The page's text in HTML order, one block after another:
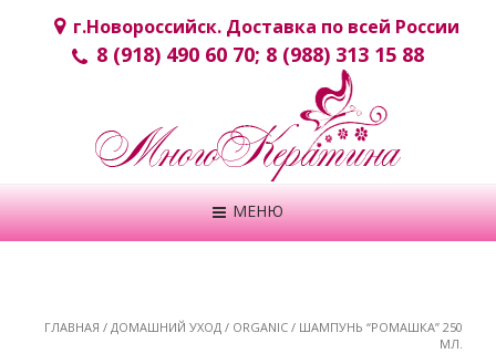
г.Новороcсийск. Доставка по всей России
8 (918) 490 60 70; 8 (988) 313 15 88
МЕНЮ
ГЛАВНАЯ / ДОМАШНИЙ УХОД / ORGANIC / ШАМПУНЬ “РОМАШКА” 250
МЛ.